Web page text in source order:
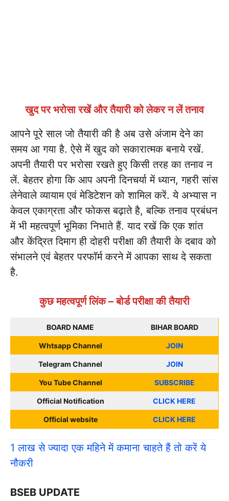
खुद पर भरोसा रखें और तैयारी को लेकर न लें तनाव
आपने पूरे साल जो तैयारी की है अब उसे अंजाम देने का
समय आ गया है. ऐसे में खुद को सकारात्मक बनाये रखें.
अपनी तैयारी पर भरोसा रखते हुए किसी तरह का तनाव न
लें. बेहतर होगा कि आप अपनी दिनचर्या में ध्यान, गहरी सांस
लेनेवाले व्यायाम एवं मेडिटेशन को शामिल करें. ये अभ्यास न
केवल एकाग्रता और फोकस बढ़ाते है, बल्कि तनाव प्रबंधन
में भी महत्वपूर्ण भूमिका निभाते हैं. याद रखें कि एक शांत
और केंद्रित दिमाग ही दोहरी परीक्षा की तैयारी के दबाव को
संभालने एवं बेहतर परफॉर्म करने में आपका साथ दे सकता
है.
कुछ महत्वपूर्ण लिंक – बोर्ड परीक्षा की तैयारी
BOARD NAME BIHAR BOARD
Whtsapp Channel JOIN
Telegram Channel JOIN
You Tube Channel SUBSCRIBE
Official Notification CLICK HERE
Official website CLICK HERE
1 लाख से ज्यादा एक महिने में कमाना चाहते हैं तो करें ये
नौकरी
BSEB UPDATE